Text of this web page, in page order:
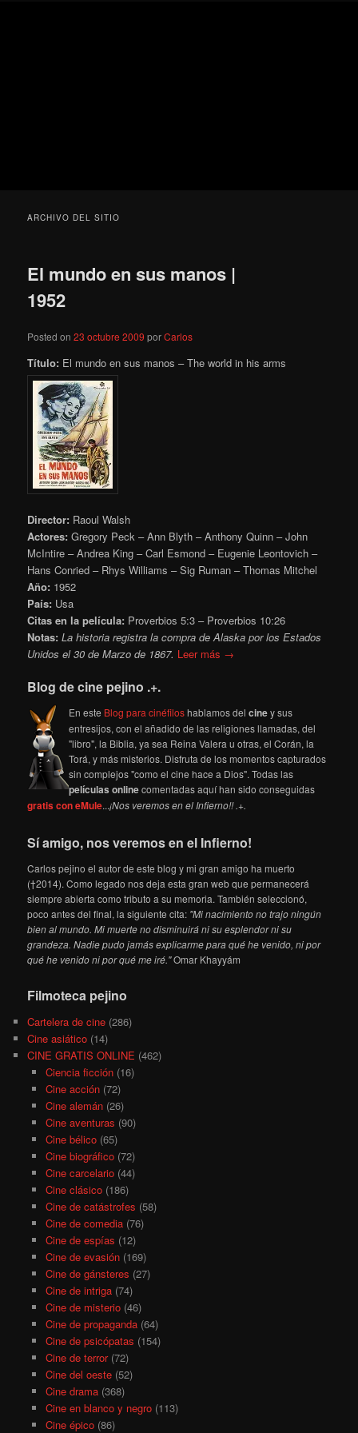
ARCHIVO DEL SITIO
El mundo en sus manos |
1952
Posted on23 octubre 2009 porCarlos
Título: El mundo en sus manos – The world in his arms
Director: Raoul Walsh
Actores: Gregory Peck – Ann Blyth – Anthony Quinn – John
McIntire – Andrea King – Carl Esmond – Eugenie Leontovich –
Hans Conried – Rhys Williams – Sig Ruman – Thomas Mitchel
Año: 1952
País: Usa
Citas en la película: Proverbios 5:3 – Proverbios 10:26
Notas:La historia registra la compra de Alaska por los Estados
Unidos el 30 de Marzo de 1867. Leer más →
Blog de cine pejino .+.
En este Blog para cinéfiloshablamos delciney sus
entresijos, con el añadido de las religiones llamadas, del
"libro", la Biblia, ya sea Reina Valera u otras, el Corán, la
Torá, y más misterios. Disfruta de los momentos capturados
sin complejos "como el cine hace a Dios". Todas las
películas onlinecomentadas aquí han sido conseguidas
gratis con eMule...¡Nos veremos en el Infierno!! .+.
Sí amigo, nos veremos en el Infierno!
Carlos pejino el autor de este blog y mi gran amigo ha muerto
(†2014). Como legado nos deja esta gran web que permanecerá
siempre abierta como tributo a su memoria. También seleccionó,
poco antes del final, la siguiente cita: "Mi nacimiento no trajo ningún
bien al mundo. Mi muerte no disminuirá ni su esplendor ni su
grandeza. Nadie pudo jamás explicarme para qué he venido, ni por
qué he venido ni por qué me iré."Omar Khayyám
Filmoteca pejino
Cartelera de cine (286)
Cine asiático (14)
CINE GRATIS ONLINE (462)
Ciencia ficción(16)
Cine acción(72)
Cine alemán(26)
Cine aventuras (90)
Cine bélico(65)
Cine biográfico(72)
Cine carcelario(44)
Cine clásico(186)
Cine de catástrofes (58)
Cine de comedia(76)
Cine de espías (12)
Cine de evasión(169)
Cine de gánsteres (27)
Cine de intriga(74)
Cine de misterio(46)
Cine de propaganda(64)
Cine de psicópatas (154)
Cine de terror(72)
Cine del oeste(52)
Cine drama(368)
Cine en blanco y negro(113)
Cine épico(86)